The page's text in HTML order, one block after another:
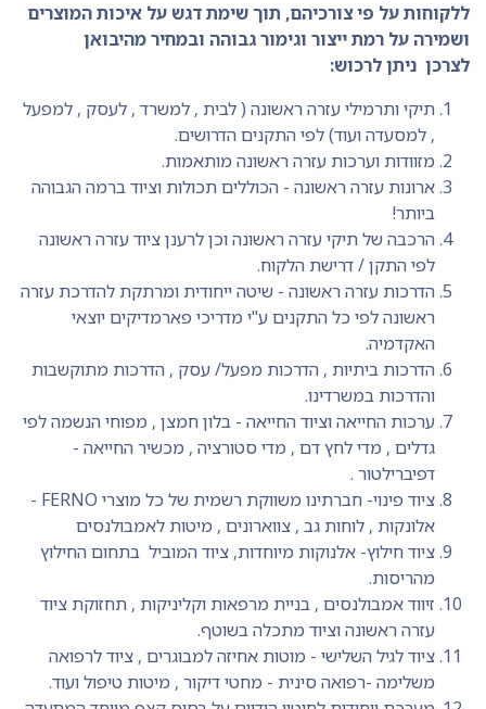
ללקוחות על פי צורכיהם, תוך שימת דגש על איכות המוצרים
ושמירה על רמת ייצור וגימור גבוהה ובמחיר מהיבואן
לצרכן ניתן לרכוש:
תיקי ותרמילי עזרה ראשונה ( לבית , למשרד , לעסק , למפעל
, למסעדה ועוד) לפי התקנים הדרושים.
מזוודות וערכות עזרה ראשונה מותאמות.
ארונות עזרה ראשונה - הכוללים תכולות וציוד ברמה הגבוהה
ביותר!
הרכבה של תיקי עזרה ראשונה וכן לרענן ציוד עזרה ראשונה
לפי התקן / דרישת הלקוח.
הדרכות עזרה ראשונה - שיטה ייחודית ומרתקת להדרכת עזרה
ראשונה לפי כל התקנים ע"י מדריכי פארמדיקים יוצאי
האקדמיה.
הדרכות ביתיות , הדרכות מפעל/ עסק , הדרכות מתוקשבות
והדרכות במשרדינו.
ערכות החייאה וציוד החייאה - בלון חמצן , מפוחי הנשמה לפי
גדלים , מדי לחץ דם , מדי סטורציה , מכשיר החייאה -
דפיברילטור .
ציוד פינוי- חברתינו משווקת רשמית של כל מוצרי FERNO -
אלונקות , לוחות גב , צווארונים , מיטות לאמבולנסים
ציוד חילוץ- אלנוקות מיוחדות, ציוד המוביל בתחום החילוץ
מהריסות.
זיווד אמבולנסים , בניית מרפאות וקליניקות , תחזוקת ציוד
עזרה ראשונה וציוד מתכלה בשוטף.
ציוד לגיל השלישי - מוטות אחיזה למבוגרים , ציוד לרפואה
משלימה -רפואה סינית - מחטי דיקור , מיטות טיפול ועוד.